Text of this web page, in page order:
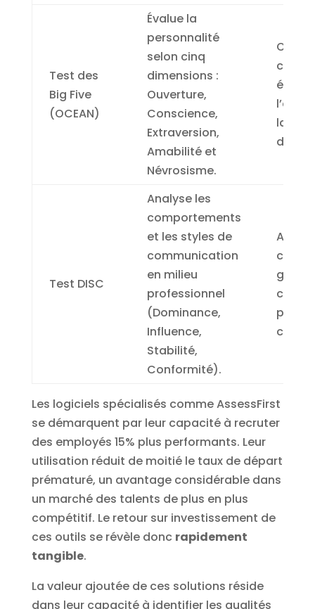
Test des
Big Five
(OCEAN)
Évalue la
personnalité
selon cinq
dimensions :
Ouverture,
Conscience,
Extraversion,
Amabilité et
Névrosisme.
Offre
la
Test DISC
Analyse les
comportements
et les styles de
communication
en milieu
professionnel
(Dominance,
Influence,
Stabilité,
Conformité).
Les logiciels spécialisés comme AssessFirst
se démarquent par leur capacité à recruter
des employés 15% plus performants. Leur
utilisation réduit de moitié le taux de départ
prématuré, un avantage considérable dans
un marché des talents de plus en plus
compétitif. Le retour sur investissement de
ces outils se révèle donc rapidement
tangible.
La valeur ajoutée de ces solutions réside
dans leur capacité à identifier les qualités